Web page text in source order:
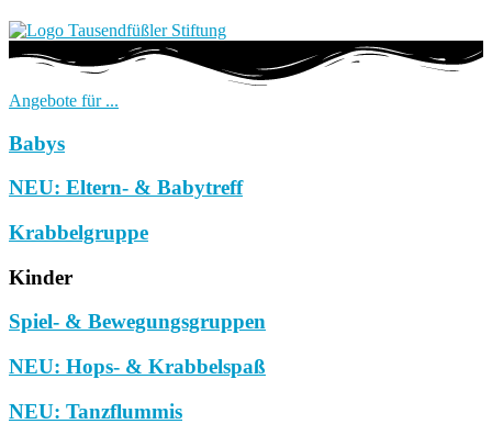
Angebote für ...
Babys
NEU: Eltern- & Babytreff
Krabbelgruppe
Kinder
Spiel- & Bewegungsgruppen
NEU: Hops- & Krabbelspaß
NEU: Tanzflummis